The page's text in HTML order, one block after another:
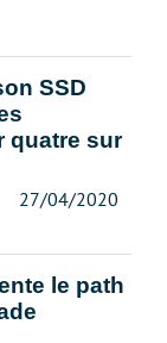
SSD
quatre sur
27/04/2020
le path